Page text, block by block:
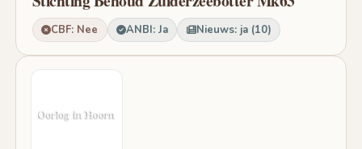
CBF: Nee ANBI: Ja Nieuws: ja (10)